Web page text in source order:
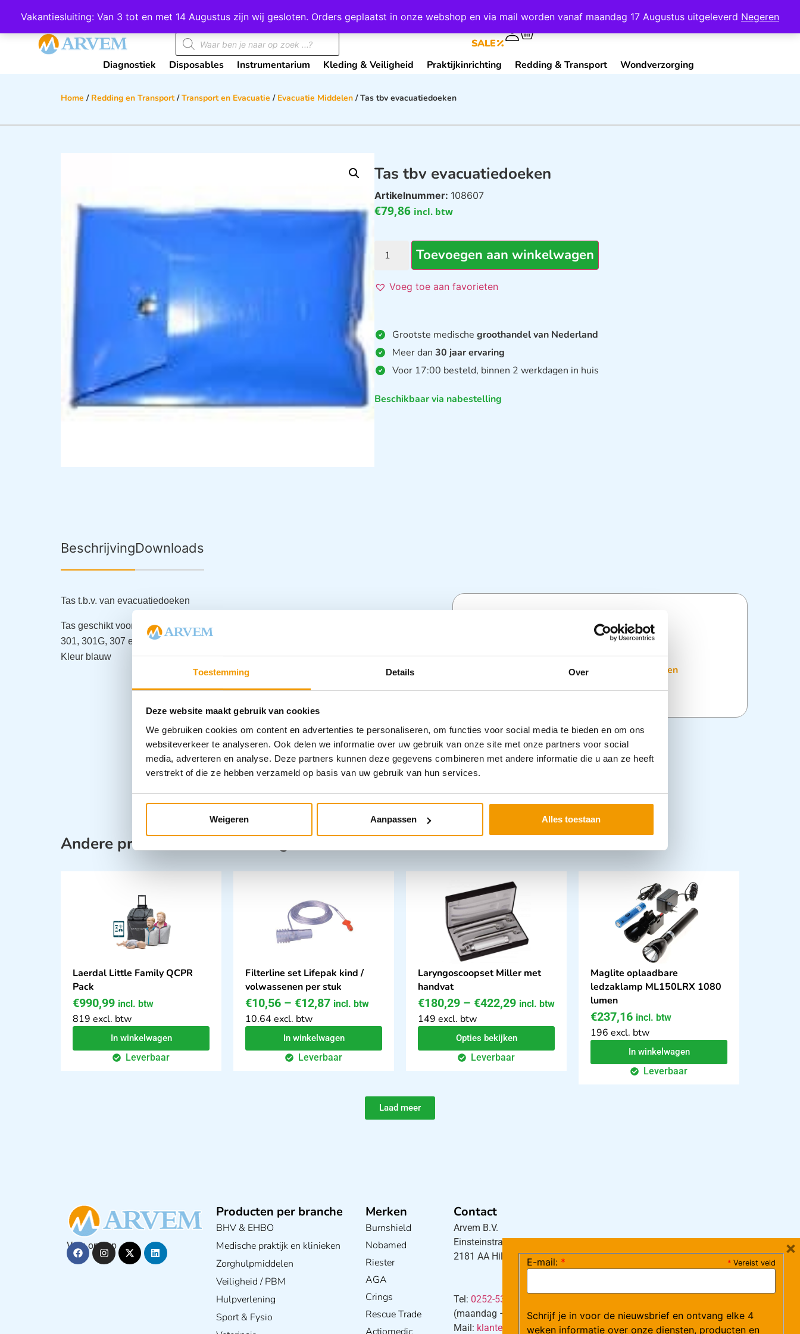
Toestemming Details Over
Deze website maakt gebruik van cookies
We gebruiken cookies om content en advertenties te personaliseren, om functies voor social media te bieden en om ons
websiteverkeer te analyseren. Ook delen we informatie over uw gebruik van onze site met onze partners voor social
media, adverteren en analyse. Deze partners kunnen deze gegevens combineren met andere informatie die u aan ze heeft
verstrekt of die ze hebben verzameld op basis van uw gebruik van hun services.
Weigeren Aanpassen Alles toestaan
Vakantiesluiting: Van 3 tot en met 14 Augustus zijn wij gesloten. Orders geplaatst in onze webshop en via mail worden vanaf maandag 17 Augustus uitgeleverd Negeren
Wij scoren een 4,8 op Google Mijn Account Contact
SALE
Diagnostiek Disposables Instrumentarium Kleding & Veiligheid Praktijkinrichting Redding & Transport Wondverzorging
Home / Redding en Transport/Transport en Evacuatie / Evacuatie Middelen / Tas tbv evacuatiedoeken
Tas tbv evacuatiedoeken
Artikelnummer: 108607
€79,86 incl. btw
Toevoegen aan winkelwagen
Voeg toe aan favorieten
Grootste medischegroothandel van Nederland
Meer dan30 jaar ervaring
Voor 17:00 besteld, binnen 2 werkdagen in huis
Beschikbaar via nabestelling
BeschrijvingDownloads
Tas t.b.v. van evacuatiedoeken
Tas geschikt voor de modellen:
301, 301G, 307 en 307GK
Kleur blauw
Evacuatie Middelen
Redding en
Andere producten in deze categorie:
Laerdal Little Family QCPR
Pack
€990,99 incl. btw
819 excl. btw
In winkelwagen
Leverbaar
Filterline set Lifepak kind /
volwassenen per stuk
€10,56 – €12,87 incl. btw
10.64 excl. btw
In winkelwagen
Leverbaar
Laryngoscoopset Miller met
handvat
€180,29 – €422,29 incl. btw
149 excl. btw
Opties bekijken
Leverbaar
Maglite oplaadbare
ledzaklamp ML150LRX 1080
lumen
€237,16 incl. btw
196 excl. btw
In winkelwagen
Leverbaar
Laad meer
Volg ons op
Producten per branche
BHV & EHBO
Medische praktijk en klinieken
Zorghulpmiddelen
Veiligheid / PBM
Hulpverlening
Sport & Fysio
Merken
Burnshield
Nobamed
Riester
AGA
Crings
Rescue Trade
Contact
Arvem B.V.
Einsteinstraat 5
2181 AA Hillegom
Tel: 0252-533256
(maandag – donderdag 08:30-17:15 uur / vrijdag 08:30-16:00 uur)
Mail: klantenservice@arvem.nl
* Vereist veld
E-mail: *
Schrijf je in voor de nieuwsbrief en ontvang elke 4
weken informatie over onze diensten, producten en
×